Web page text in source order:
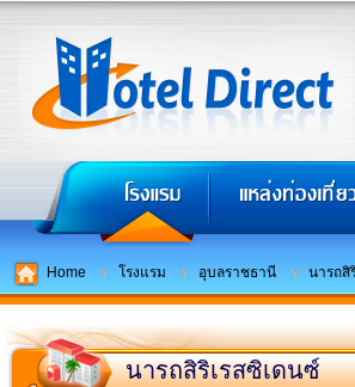
Home โรงแรม อุบลราชธานี นารถสิ
นารถสิริเรสซิเดนซ์